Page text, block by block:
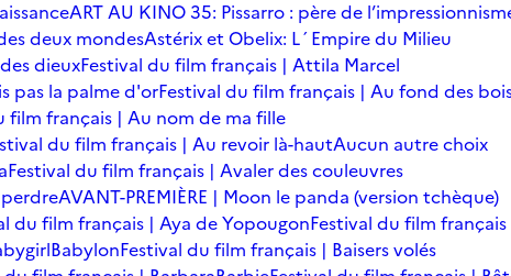
ART AU KINO 35: Pissarro : père de
deux mondesAstérix et Obelix: L´Empire du Milieu
dieuxFestival du film français | Attila Marcel
pas la palme d'orFestival du film français | Au fond des
film français | Au nom de ma fille
du film français | Au revoir là-hautAucun autre choix
Festival du film français | Avaler des couleuvres
AVANT-PREMIÈRE | Moon le panda (version tchèque)
du film français | Aya de YopougonFestival du film français
BabylonFestival du film français | Baisers volés